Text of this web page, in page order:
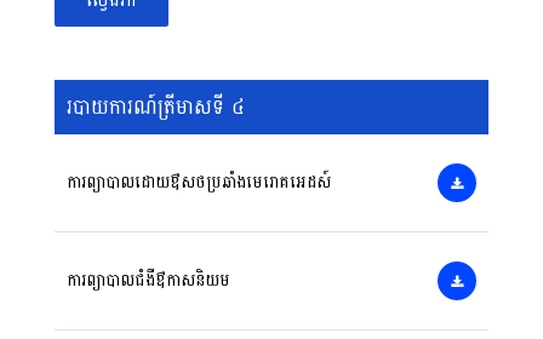
របាយការណ៍ត្រីមាសទី ៤
ការព្យាបាលដោយឳសថប្រឆាំងមេរោគអេដស៍
ការព្យាបាលជំងឺឳកាសនិយម